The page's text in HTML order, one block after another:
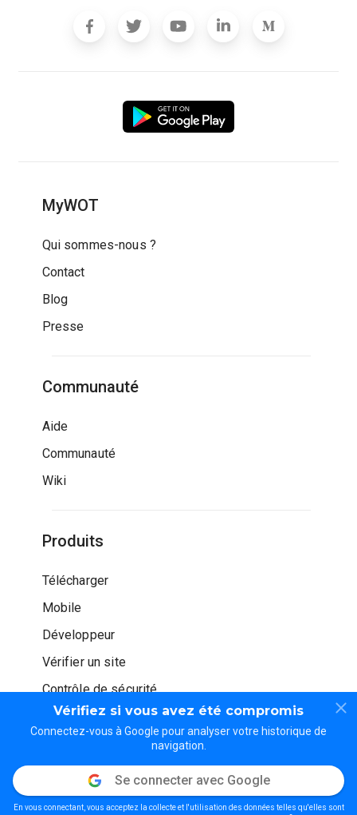
Vérifiez si vous avez été compromis
Connectez-vous à Google pour analyser votre historique de
navigation.
Se connecter avec Google
En vous connectant, vous acceptez la collecte et l'utilisation des données telles qu'elles sont
MyWOT
Qui sommes-nous ?
Contact
Blog
Presse
Communauté
Aide
Communauté
Wiki
Produits
Télécharger
Mobile
Développeur
Vérifier un site
Contrôle de sécurité
© WOT Services LP. Tous droits réservés